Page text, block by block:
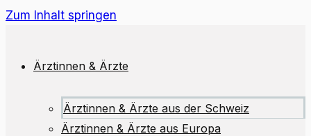
Zum Inhalt springen
Ärztinnen & Ärzte
Ärztinnen & Ärzte aus der Schweiz
Ärztinnen & Ärzte aus Europa